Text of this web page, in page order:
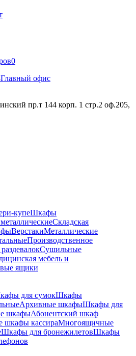
0
Главный офис
пр.т 144 корп. 1 стр.2 оф.205,
купеШкафы
Складская
ВерстакиМеталлические
Производственное
Сушильные
мебель и
ящики
для сумокШкафы
Архивные шкафыШкафы для
шкафыАбонентский шкаф
шкафы кассираМногоящичные
Шкафы для бронежилетовШкафы